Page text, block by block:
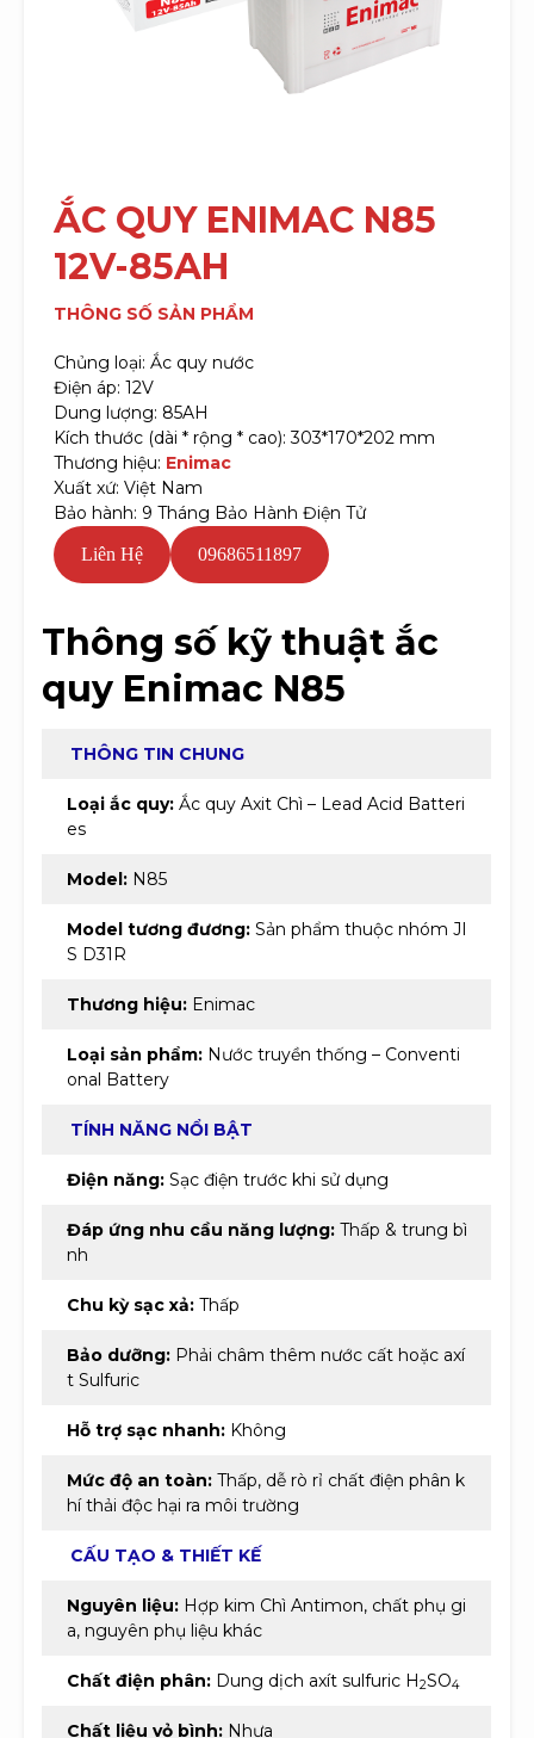
ẮC QUYENIMAC N85
12V-85AH
THÔNG SỐ SẢN PHẨM
Chủng loại: Ắc quy nước
Điện áp: 12V
Dung lượng: 85AH
Kích thước (dài * rộng * cao): 303*170*202 mm
Thương hiệu: Enimac
Xuất xứ: Việt Nam
Bảo hành: 9 Tháng Bảo Hành Điện Tử
Liên Hệ 09686511897
Thông số kỹ thuật ắc
quy Enimac N85
THÔNG TIN CHUNG
Loại ắc quy: Ắc quy Axit Chì – Lead Acid Batteri
es
Model: N85
Model tương đương: Sản phẩm thuộc nhóm JI
S D31R
Thương hiệu: Enimac
Loại sản phẩm: Nước truyền thống – Conventi
onal Battery
TÍNH NĂNG NỔI BẬT
Điện năng: Sạc điện trước khi sử dụng
Đáp ứng nhu cầu năng lượng: Thấp & trung bì
nh
Chu kỳ sạc xả: Thấp
Bảo dưỡng: Phải châm thêm nước cất hoặc axí
t Sulfuric
Hỗ trợ sạc nhanh: Không
Mức độ an toàn: Thấp, dễ rò rỉ chất điện phân k
hí thải độc hại ra môi trường
CẤU TẠO & THIẾT KẾ
Nguyên liệu: Hợp kim Chì Antimon, chất phụ gi
a, nguyên phụ liệu khác
Chất điện phân: Dung dịch axít sulfuric H2SO4
Chất liệu vỏ bình: Nhựa